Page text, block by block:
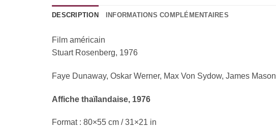
DESCRIPTION INFORMATIONS COMPLÉMENTAIRES
Film américain
Stuart Rosenberg, 1976
Faye Dunaway, Oskar Werner, Max Von Sydow, James Mason
Affiche thaïlandaise, 1976
Format : 80×55 cm / 31×21 in